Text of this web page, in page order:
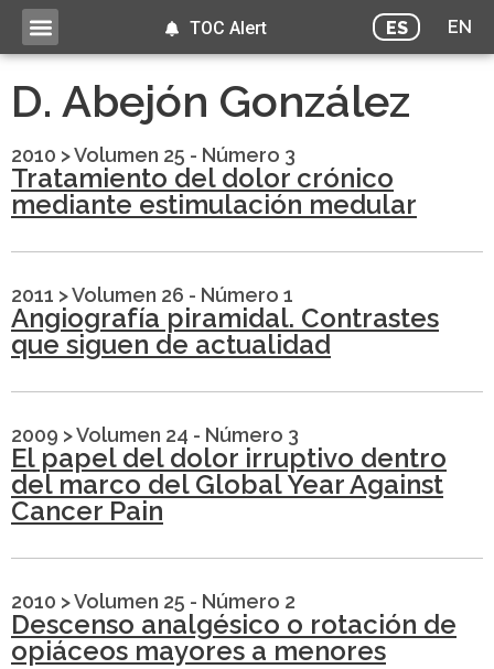
ES EN
TOC Alert
D. Abejón González
2010 >Volumen 25 - Número 3
Tratamiento del dolor crónico
mediante estimulación medular
2011 >Volumen 26 - Número 1
Angiografía piramidal. Contrastes
que siguen de actualidad
2009 >Volumen 24 - Número 3
El papel del dolor irruptivo dentro
del marco del Global Year Against
Cancer Pain
2010 >Volumen 25 - Número 2
Descenso analgésico o rotación de
opiáceos mayores a menores